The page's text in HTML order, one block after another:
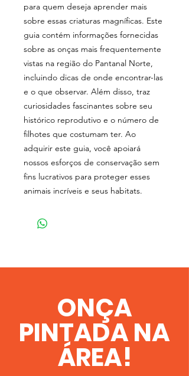
para quem deseja aprender mais
sobre essas criaturas magníficas. Este
guia contém informações fornecidas
sobre as onças mais frequentemente
vistas na região do Pantanal Norte,
incluindo dicas de onde encontrar-las
e o que observar. Além disso, traz
curiosidades fascinantes sobre seu
histórico reprodutivo e o número de
filhotes que costumam ter. Ao
adquirir este guia, você apoiará
nossos esforços de conservação sem
fins lucrativos para proteger esses
animais incríveis e seus habitats.
ONÇA
PINTADA NA
ÁREA!